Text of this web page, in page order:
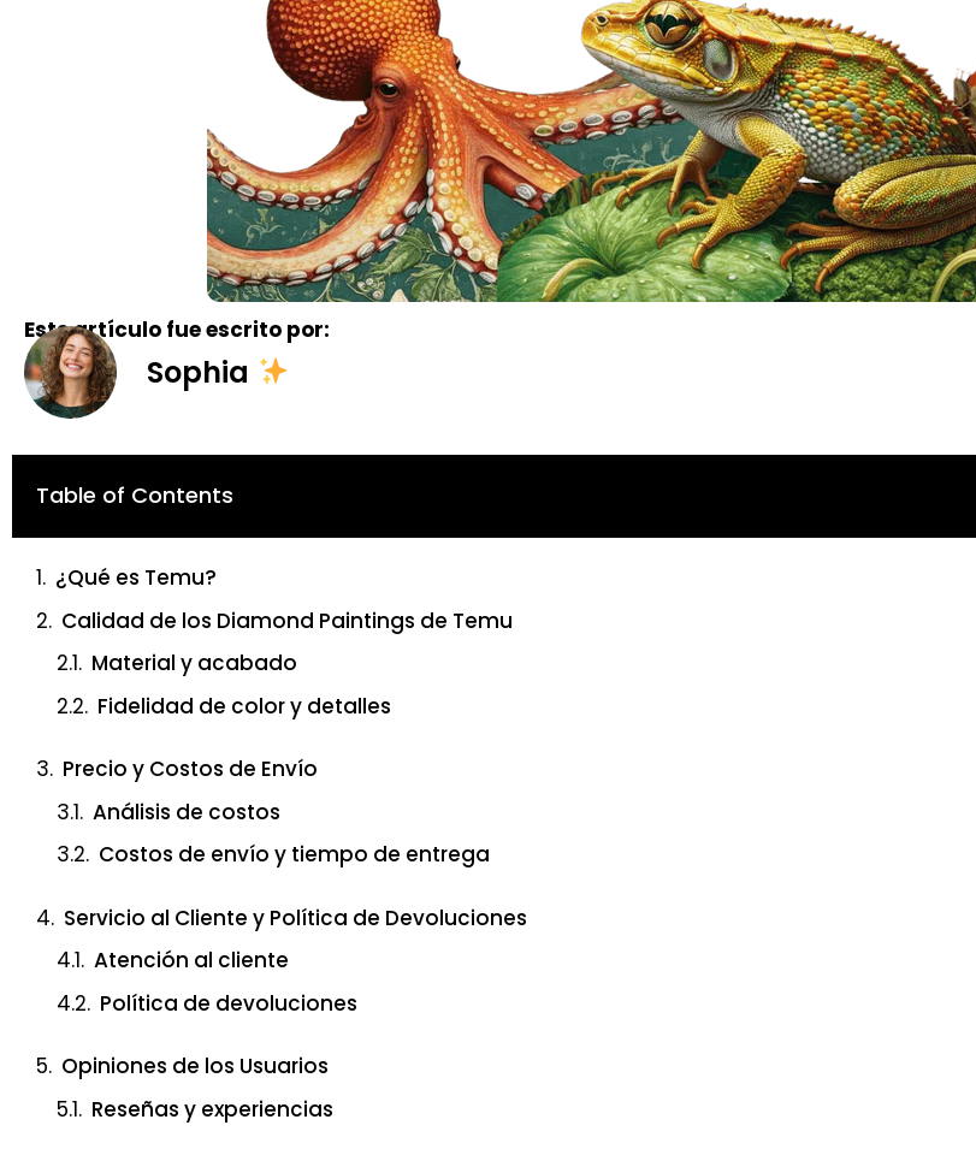
Este artículo fue escrito por:
Sophia
Table of Contents
¿Qué es Temu?
Calidad de los Diamond Paintings de Temu
Material y acabado
Fidelidad de color y detalles
Precio y Costos de Envío
Análisis de costos
Costos de envío y tiempo de entrega
Servicio al Cliente y Política de Devoluciones
Atención al cliente
Política de devoluciones
Opiniones de los Usuarios
Reseñas y experiencias